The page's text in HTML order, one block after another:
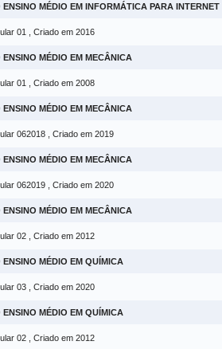
MÉDIO EM INFORMÁTICA PARA INTERNET
01 , Criado em 2016
MÉDIO EM MECÂNICA
01 , Criado em 2008
MÉDIO EM MECÂNICA
062018 , Criado em 2019
MÉDIO EM MECÂNICA
062019 , Criado em 2020
MÉDIO EM MECÂNICA
02 , Criado em 2012
MÉDIO EM QUÍMICA
03 , Criado em 2020
MÉDIO EM QUÍMICA
02 , Criado em 2012